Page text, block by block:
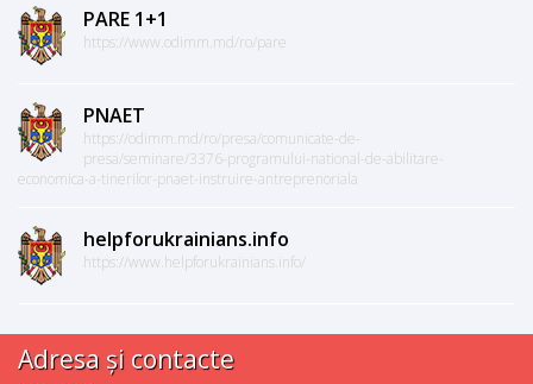
PARE 1+1
https://www.odimm.md/ro/pare
PNAET
https://odimm.md/ro/presa/comunicate-de-
presa/seminare/3376-programului-national-de-abilitare-
economica-a-tinerilor-pnaet-instruire-antreprenoriala
helpforukrainians.info
https://www.helpforukrainians.info/
Adresa și contacte